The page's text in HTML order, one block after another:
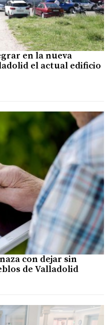
en la nueva
el actual edificio
con dejar sin
de Valladolid